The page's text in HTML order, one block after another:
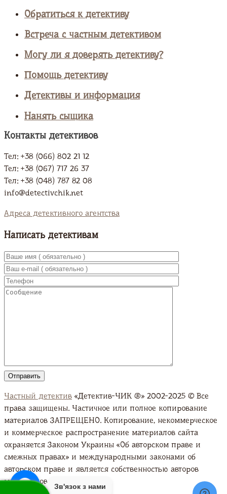
Обратиться к детективу
Встреча с частным детективом
Могу ли я доверять детективу?
Помощь детективу
Детективы и информация
Нанять сыщика
Контакты детективов
Тел: +38 (066) 802 21 12
Тел: +38 (067) 717 26 37
Тел: +38 (048) 787 82 08
info@detectivchik.net
Адреса детективного агентства
Зв'язок з нами
Написать детективам
Частный детектив «Детектив-ЧИК ®» 2002-2025 © Все
права защищены. Частичное или полное копирование
материалов ЗАПРЕЩЕНО. Копирование, некоммерческое
и коммерческое распространение материалов сайта
охраняется Законом Украины «Об авторском праве и
смежных правах» и международными законами об
авторском праве и является собственностью авторов
материалов. Подробно